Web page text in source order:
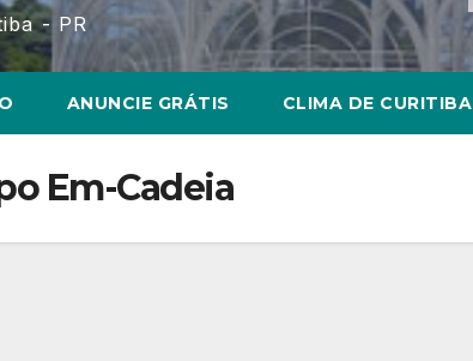
- PR
ANUNCIE GRÁTIS CLIMA DE CURITIBA
Em-Cadeia